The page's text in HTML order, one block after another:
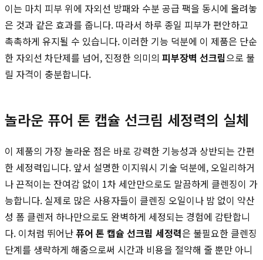
이는 마치 피부 위에 자외선 방패와 수분 공급 팩을 동시에 올려놓
은 것과 같은 효과를 줍니다. 따라서 하루 종일 피부가 편안하고
촉촉하게 유지될 수 있습니다. 이러한 기능 덕분에 이 제품은 단순
한 자외선 차단제를 넘어, 진정한 의미의 피부장벽 선크림으로 불
릴 자격이 충분합니다.
놀라운 퓨어 톤 캡슐 선크림 세정력의 실체
이 제품의 가장 놀라운 점은 바로 강력한 기능성과 상반되는 간편
한 세정력입니다. 앞서 설명한 이지워시 기술 덕분에, 오일리하거
나 끈적이는 잔여감 없이 1차 세안만으로도 말끔하게 클렌징이 가
능합니다. 실제로 많은 사용자들이 클렌징 오일이나 밤 없이 약산
성 폼 클렌저 하나만으로도 완벽하게 세정되는 경험에 감탄합니
다. 이처럼 뛰어난퓨어 톤 캡슐 선크림 세정력은 불필요한 클렌징
단계를 생략하게 해줌으로써 시간과 비용을 절약해 줄 뿐만 아니